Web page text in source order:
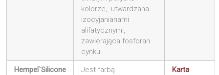
kolorze, utwardzana
izocyjanianami
alifatycznymi,
zawierająca fosforan
cynku.
Hempel`Silicone
Jest farbą
Karta